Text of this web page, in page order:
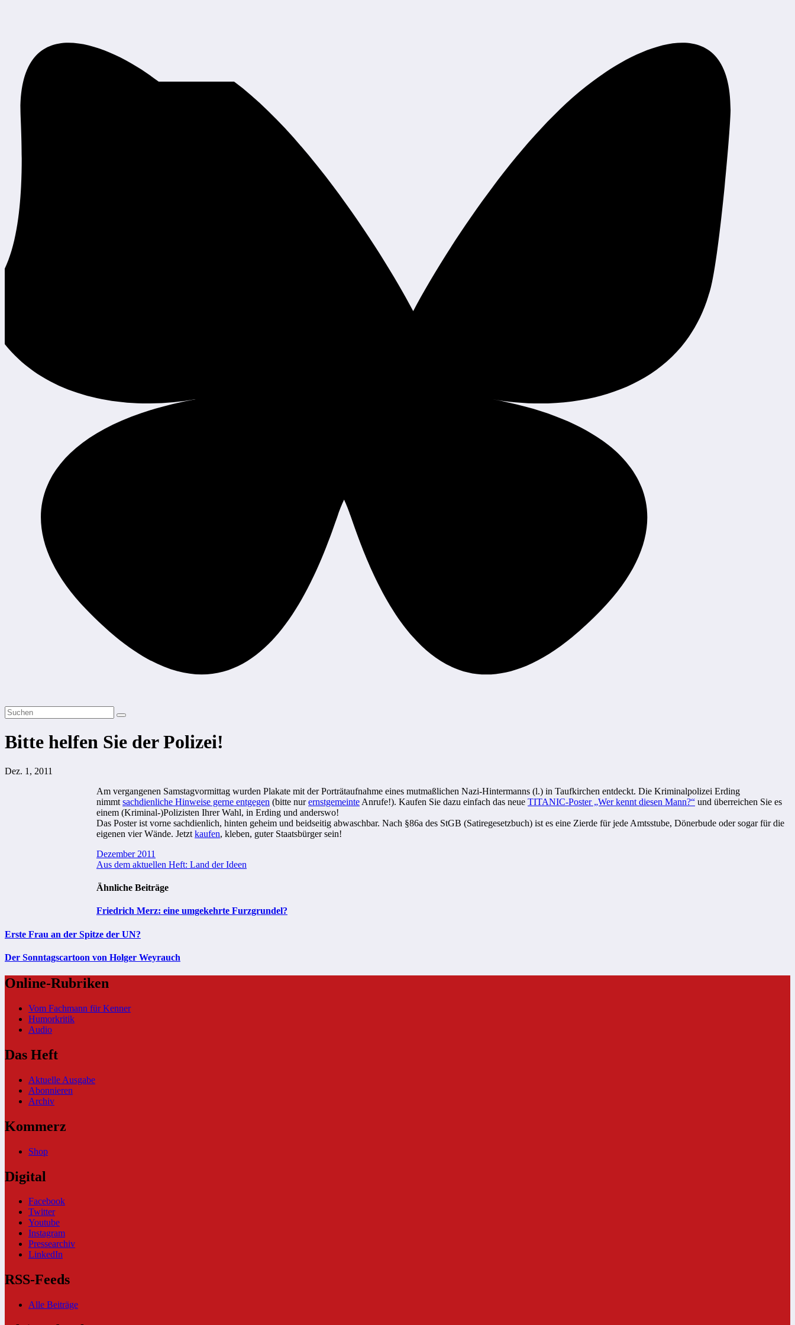
Bitte helfen Sie der Polizei!
Dez. 1, 2011
Am vergangenen Samstagvormittag wurden Plakate mit der Porträtaufnahme eines mutmaßlichen Nazi-Hintermanns (l.) in Taufkirchen entdeckt. Die Kriminalpolizei Erding
nimmt sachdienliche Hinweise gerne entgegen (bitte nurernstgemeinte Anrufe!). Kaufen Sie dazu einfach das neue TITANIC-Poster „Wer kennt diesen Mann?“ und überreichen Sie es
einem (Kriminal-)Polizisten Ihrer Wahl, in Erding und anderswo!
Das Poster ist vorne sachdienlich, hinten geheim und beidseitig abwaschbar. Nach §86a des StGB (Satiregesetzbuch) ist es eine Zierde für jede Amtsstube, Dönerbude oder sogar für die
eigenen vier Wände. Jetzt kaufen, kleben, guter Staatsbürger sein!
BeitragsnavigationDezember 2011
Aus dem aktuellen Heft: Land der Ideen
Ähnliche Beiträge
Friedrich Merz: eine umgekehrte Furzgrundel?
Erste Frau an der Spitze der UN?
Der Sonntagscartoon von Holger Weyrauch
Online-Rubriken
Vom Fachmann für Kenner
Humorkritik
Audio
Das Heft
Aktuelle Ausgabe
Abonnieren
Archiv
Kommerz
Shop
Digital
Facebook
Twitter
Youtube
Instagram
Pressearchiv
LinkedIn
RSS-Feeds
Alle Beiträge